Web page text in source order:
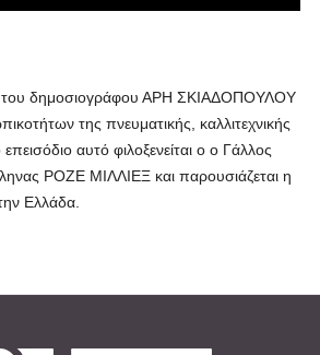
του δημοσιογράφου ΑΡΗ ΣΚΙΑΔΟΠΟΥΛΟΥ
της πνευματικής, καλλιτεχνικής
αυτό φιλοξενείται ο ο Γάλλος
ΡΟΖΕ ΜΙΛΛΙΕΞ και παρουσιάζεται η
Ελλάδα.